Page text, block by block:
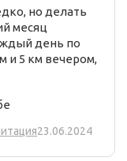
но делать
месяц
день по
и 5 км вечером,
23.06.2024